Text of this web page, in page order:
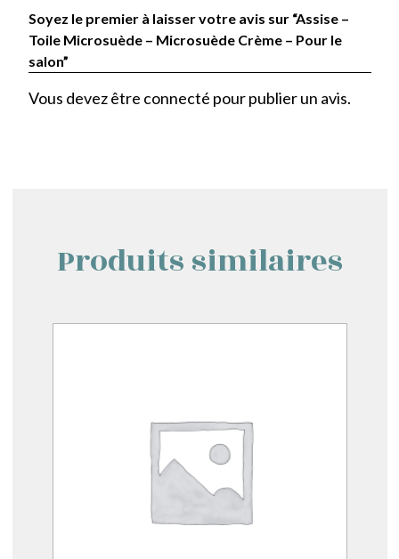
Soyez le premier à laisser votre avis sur “Assise –
Toile Microsuède – Microsuède Crème – Pour le
salon”
Vous devez être connecté pour publier un avis.
Produits similaires